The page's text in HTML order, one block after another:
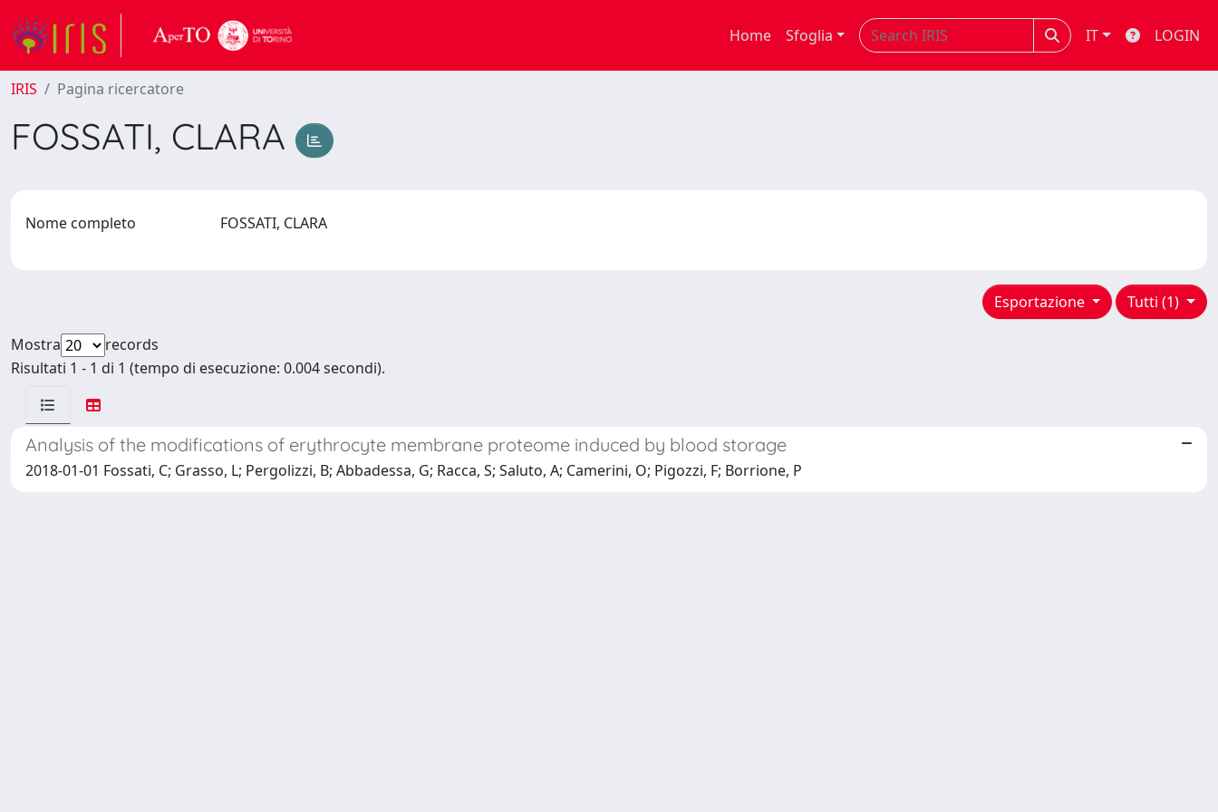
Home Sfoglia IT LOGIN
IRIS Pagina ricercatore
FOSSATI, CLARA
Nome completo FOSSATI, CLARA
Tutti (1)
Esportazione
Mostra
records
Risultati 1 - 1 di 1 (tempo di esecuzione: 0.004 secondi).
Analysis of the modifications of erythrocyte membrane proteome induced by blood storage
2018-01-01 Fossati, C; Grasso, L; Pergolizzi, B; Abbadessa, G; Racca, S; Saluto, A; Camerini, O; Pigozzi, F; Borrione, P